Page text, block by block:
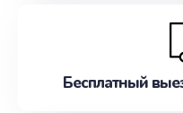
Бесплатный